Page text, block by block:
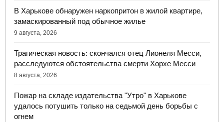
В Харькове обнаружен наркопритон в жилой квартире,
замаскированный под обычное жилье
9 августа, 2026
Трагическая новость: скончался отец Лионеля Месси,
расследуются обстоятельства смерти Хорхе Месси
8 августа, 2026
Пожар на складе издательства "Утро" в Харькове
удалось потушить только на седьмой день борьбы с
огнем